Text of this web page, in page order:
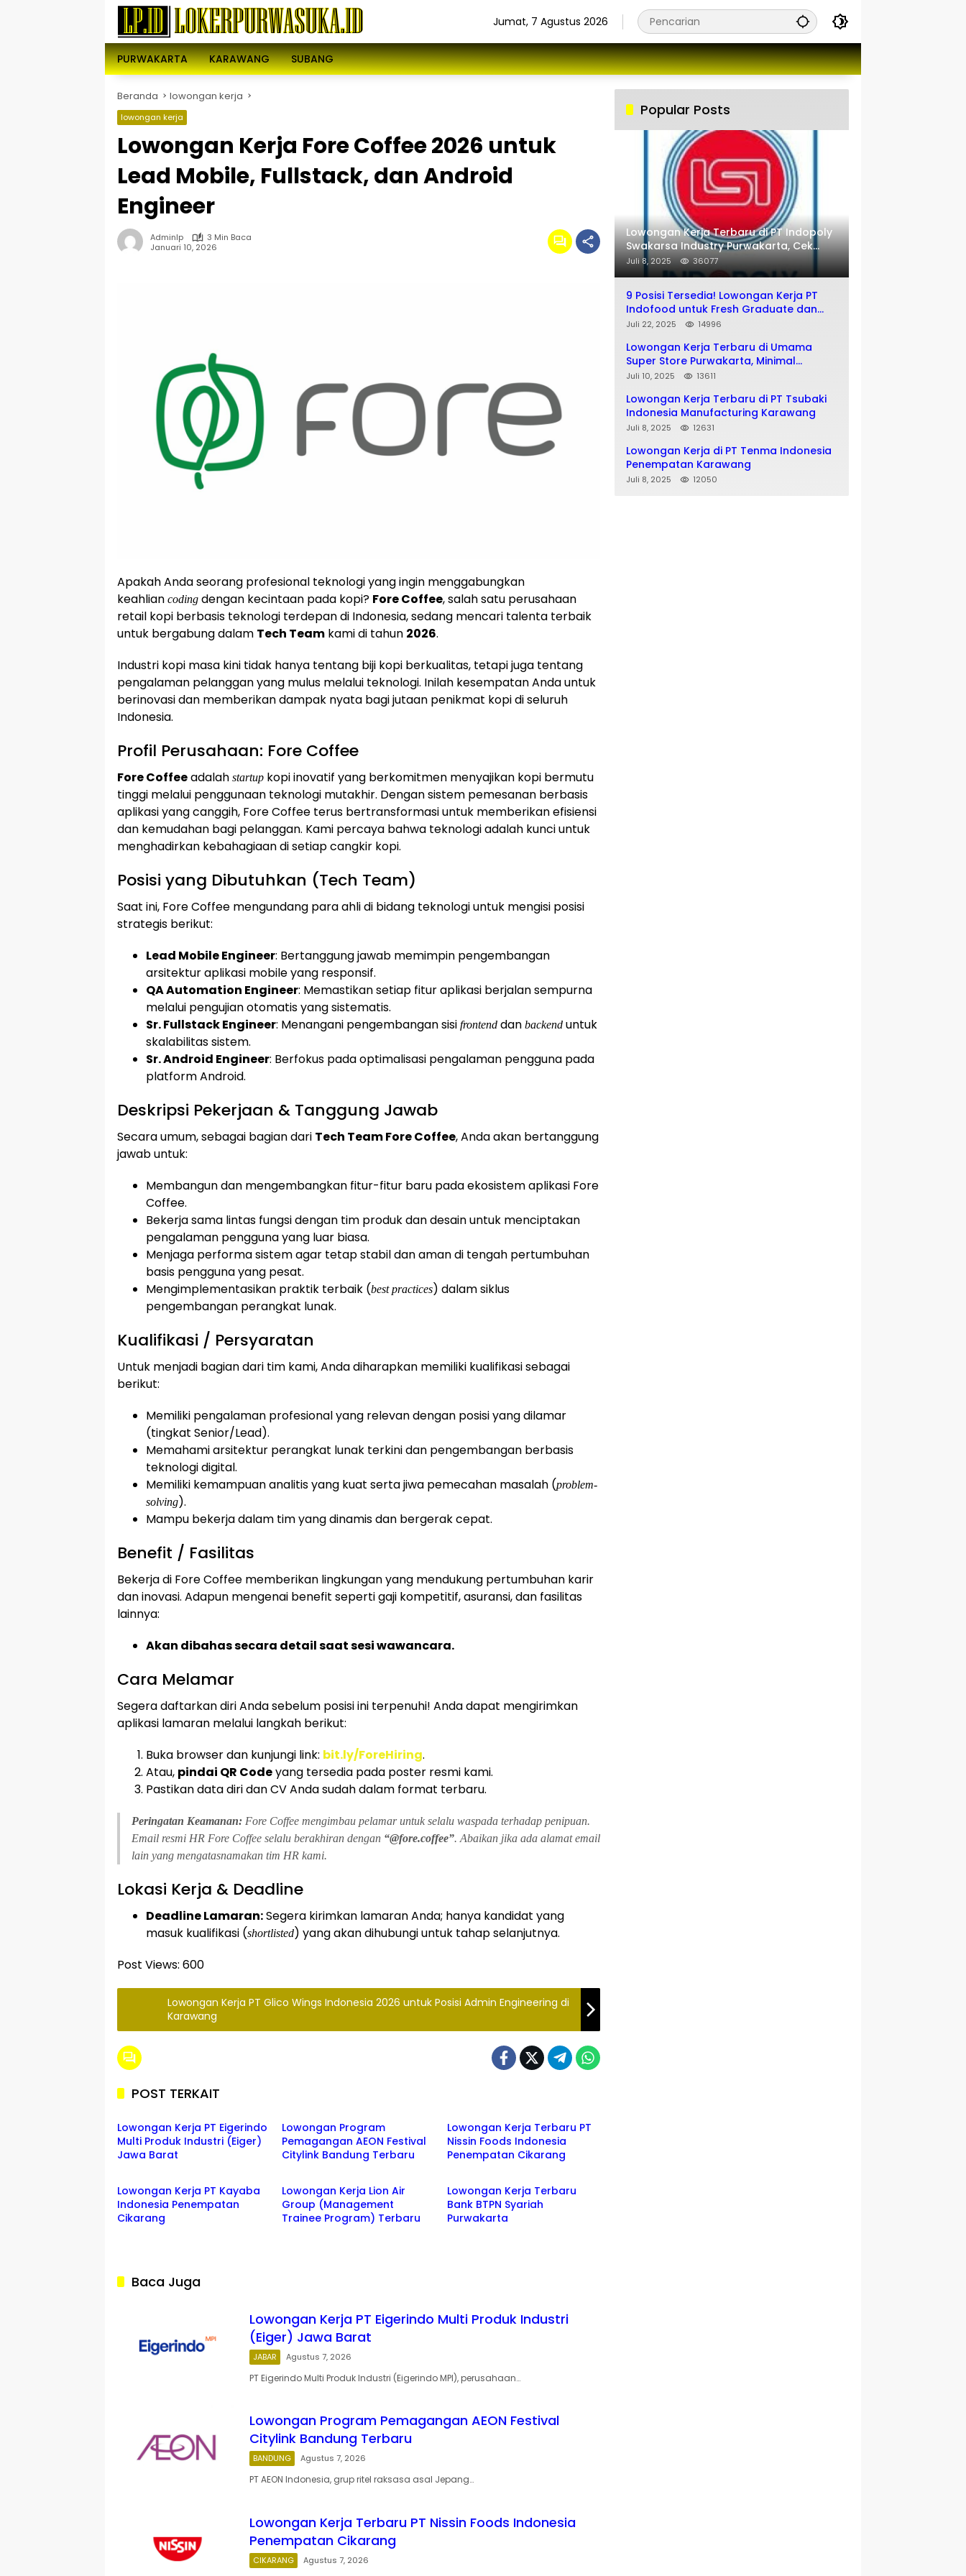
Jumat, 7 Agustus 2026
PURWAKARTA KARAWANG SUBANG
Beranda lowongan kerja
lowongan kerja
Lowongan Kerja Fore Coffee 2026 untuk
Lead Mobile, Fullstack, dan Android
Engineer
Adminlp
3 Min Baca
Januari 10, 2026
Apakah Anda seorang profesional teknologi yang ingin menggabungkan
keahlian coding dengan kecintaan pada kopi? Fore Coffee, salah satu perusahaan
retail kopi berbasis teknologi terdepan di Indonesia, sedang mencari talenta terbaik
untuk bergabung dalam Tech Team kami di tahun 2026.
Industri kopi masa kini tidak hanya tentang biji kopi berkualitas, tetapi juga tentang
pengalaman pelanggan yang mulus melalui teknologi. Inilah kesempatan Anda untuk
berinovasi dan memberikan dampak nyata bagi jutaan penikmat kopi di seluruh
Indonesia.
Profil Perusahaan: Fore Coffee
Fore Coffeeadalah startup kopi inovatif yang berkomitmen menyajikan kopi bermutu
tinggi melalui penggunaan teknologi mutakhir. Dengan sistem pemesanan berbasis
aplikasi yang canggih, Fore Coffee terus bertransformasi untuk memberikan efisiensi
dan kemudahan bagi pelanggan. Kami percaya bahwa teknologi adalah kunci untuk
menghadirkan kebahagiaan di setiap cangkir kopi.
Posisi yang Dibutuhkan (Tech Team)
Saat ini, Fore Coffee mengundang para ahli di bidang teknologi untuk mengisi posisi
strategis berikut:
Lead Mobile Engineer: Bertanggung jawab memimpin pengembangan
arsitektur aplikasi mobile yang responsif.
QA Automation Engineer: Memastikan setiap fitur aplikasi berjalan sempurna
melalui pengujian otomatis yang sistematis.
Sr. Fullstack Engineer: Menangani pengembangan sisi frontend dan backend untuk
skalabilitas sistem.
Sr. Android Engineer: Berfokus pada optimalisasi pengalaman pengguna pada
platform Android.
Deskripsi Pekerjaan & Tanggung Jawab
Secara umum, sebagai bagian dari Tech Team Fore Coffee, Anda akan bertanggung
jawab untuk:
Membangun dan mengembangkan fitur-fitur baru pada ekosistem aplikasi Fore
Coffee.
Bekerja sama lintas fungsi dengan tim produk dan desain untuk menciptakan
pengalaman pengguna yang luar biasa.
Menjaga performa sistem agar tetap stabil dan aman di tengah pertumbuhan
basis pengguna yang pesat.
Mengimplementasikan praktik terbaik (best practices) dalam siklus
pengembangan perangkat lunak.
Kualifikasi / Persyaratan
Untuk menjadi bagian dari tim kami, Anda diharapkan memiliki kualifikasi sebagai
berikut:
Memiliki pengalaman profesional yang relevan dengan posisi yang dilamar
(tingkat Senior/Lead).
Memahami arsitektur perangkat lunak terkini dan pengembangan berbasis
teknologi digital.
Memiliki kemampuan analitis yang kuat serta jiwa pemecahan masalah (problem-
solving).
Mampu bekerja dalam tim yang dinamis dan bergerak cepat.
Benefit / Fasilitas
Bekerja di Fore Coffee memberikan lingkungan yang mendukung pertumbuhan karir
dan inovasi. Adapun mengenai benefit seperti gaji kompetitif, asuransi, dan fasilitas
lainnya:
Akan dibahas secara detail saat sesi wawancara.
Cara Melamar
Segera daftarkan diri Anda sebelum posisi ini terpenuhi! Anda dapat mengirimkan
aplikasi lamaran melalui langkah berikut:
Buka browser dan kunjungi link: bit.ly/ForeHiring.
Atau, pindai QR Codeyang tersedia pada poster resmi kami.
Pastikan data diri dan CV Anda sudah dalam format terbaru.
Peringatan Keamanan: Fore Coffee mengimbau pelamar untuk selalu waspada terhadap penipuan.
Email resmi HR Fore Coffee selalu berakhiran dengan “@fore.coffee”. Abaikan jika ada alamat email
lain yang mengatasnamakan tim HR kami.
Lokasi Kerja & Deadline
Deadline Lamaran:Segera kirimkan lamaran Anda; hanya kandidat yang
masuk kualifikasi (shortlisted) yang akan dihubungi untuk tahap selanjutnya.
Post Views: 600
Lowongan Kerja PT Glico Wings Indonesia 2026 untuk Posisi Admin Engineering di
Karawang
POST TERKAIT
JABAR
Lowongan Kerja PT Eigerindo
Multi Produk Industri (Eiger)
Jawa Barat
Lowongan Program
Pemagangan AEON Festival
Citylink Bandung Terbaru
Lowongan Kerja Terbaru PT
Nissin Foods Indonesia
Penempatan Cikarang
CIKARANG
Lowongan Kerja PT Kayaba
Indonesia Penempatan
Cikarang
lowongan kerja
Lowongan Kerja Lion Air
Group (Management
Trainee Program) Terbaru
BANK
Lowongan Kerja Terbaru
Bank BTPN Syariah
Purwakarta
Baca Juga
Lowongan Kerja PT Eigerindo Multi Produk Industri
(Eiger) Jawa Barat
JABAR Agustus 7, 2026
PT Eigerindo Multi Produk Industri (Eigerindo MPI), perusahaan…
Lowongan Program Pemagangan AEON Festival
Citylink Bandung Terbaru
BANDUNG Agustus 7, 2026
PT AEON Indonesia, grup ritel raksasa asal Jepang…
Lowongan Kerja Terbaru PT Nissin Foods Indonesia
Penempatan Cikarang
CIKARANG Agustus 7, 2026
Popular Posts
Lowongan Kerja Terbaru di PT Indopoly
Swakarsa Industry Purwakarta, Cek
Selengkapnya disini
Juli 8, 2025 36077
9 Posisi Tersedia! Lowongan Kerja PT
Indofood untuk Fresh Graduate dan
Tamatan SMA SMK
Juli 22, 2025 14996
Lowongan Kerja Terbaru di Umama
Super Store Purwakarta, Minimal
Lulusan SMA SMK
Juli 10, 2025 13611
Lowongan Kerja Terbaru di PT Tsubaki
Indonesia Manufacturing Karawang
Juli 8, 2025 12631
Lowongan Kerja di PT Tenma Indonesia
Penempatan Karawang
Juli 8, 2025 12050